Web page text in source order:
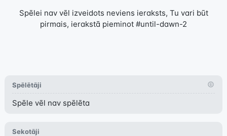
Spēlei nav vēl izveidots neviens ieraksts, Tu vari būt
pirmais, ierakstā pieminot #until-dawn-2
Spēlētāji
Spēle vēl nav spēlēta
Sekotāji